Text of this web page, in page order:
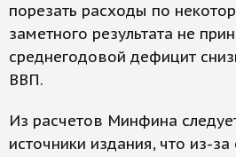
порезать расходы по
заметного результата не
среднегодовой дефицит
ВВП.
Из расчетов Минфина
источники издания, что из-